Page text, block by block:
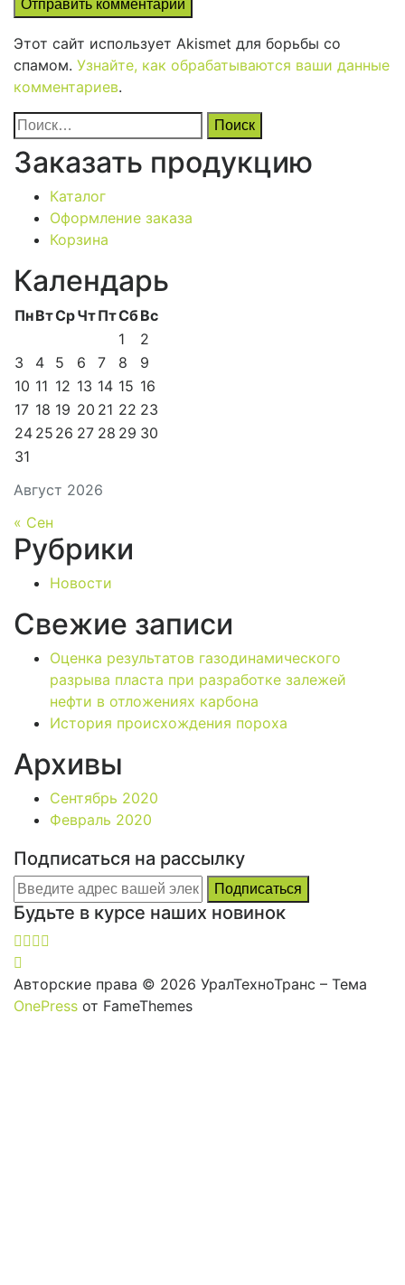
Этот сайт использует Akismet для борьбы со
спамом. Узнайте, как обрабатываются ваши данные
комментариев.
Найти:
Заказать продукцию
Каталог
Оформление заказа
Корзина
Календарь
Август 2026
ПнВтСрЧтПтСбВс
1
2
3
4 5 6 7 8
9
10 11 12 13 14 15 16
17 18 19 20 21 22 23
24 25 26 27 28 29 30
31
« Сен
Рубрики
Новости
Свежие записи
Оценка результатов газодинамического
разрыва пласта при разработке залежей
нефти в отложениях карбона
История происхождения пороха
Архивы
Сентябрь 2020
Февраль 2020
Подписаться на рассылку
Будьте в курсе наших новинок
Авторские права © 2026 УралТехноТранс – Тема
OnePress от FameThemes